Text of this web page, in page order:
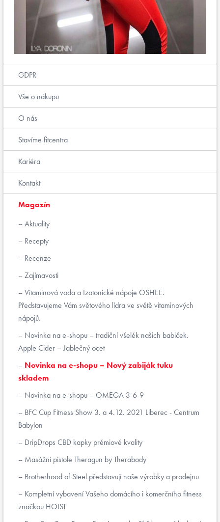
GDPR
Vše o nákupu
O nás
Stavíme fitcentra
Kariéra
Kontakt
Magazín
Aktuality
Recepty
Recenze
Zajímavosti
Vitaminová voda a Izotonické nápoje OSHEE.
Představujeme Vám světového lídra ve světě vitaminových
nápojů.
Novinka na e-shopu – tradiční všelék našich babiček.
Apple Cider – Jablečný ocet
Novinka na e-shopu – Nový zabiják tuku
skladem
Novinka na e-shopu – OMEGA 3-6-9
BFC Cup Fitness Show 3. a 4.12. 2021 Liberec - Centrum
Babylon
DripDrops CBD kapky prémiové kvality
Masážní pistole Theragun by Therabody
Brotherhood of Steel představují naše výrobky a prodejnu
Kompletní vybavení Vašeho domácího i komerčního fitness
značkou HOIST